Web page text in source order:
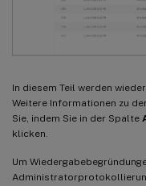
In diesem Teil werden
Weitere Informationen zu
Sie, indem Sie in der Spalte
klicken.
Um